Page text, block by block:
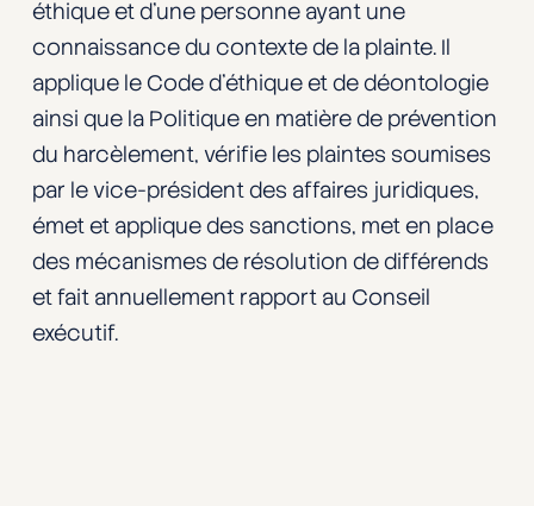
éthique et d’une personne ayant une
connaissance du contexte de la plainte. Il
applique le Code d’éthique et de déontologie
ainsi que la Politique en matière de prévention
du harcèlement, vérifie les plaintes soumises
par le vice-président des affaires juridiques,
émet et applique des sanctions, met en place
des mécanismes de résolution de différends
et fait annuellement rapport au Conseil
exécutif.